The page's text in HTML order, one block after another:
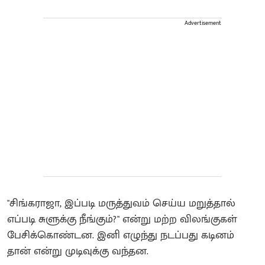
Advertisement
"சிங்கராஜா, இப்படி மருத்துவம் செய்ய மறுத்தால்
எப்படி சுளுக்கு நீங்கும்?" என்று மற்ற விலங்குகள்
பேசிக்கொண்டன. இனி எழுந்து நடப்பது கடினம்
தான் என்று முடிவுக்கு வந்தன.